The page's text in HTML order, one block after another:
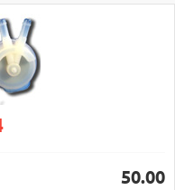
50.00